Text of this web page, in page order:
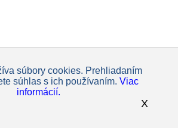
súbory cookies. Prehliadaním
súhlas s ich používaním. Viac
informácií.
X